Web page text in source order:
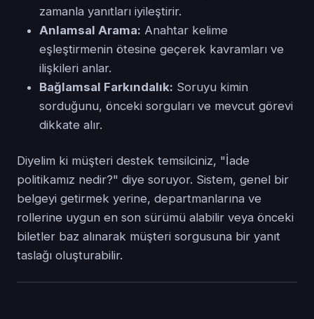
zamanla yanıtları iyileştirir.
Anlamsal Arama: Anahtar kelime
eşleştirmenin ötesine geçerek kavramları ve
ilişkileri anlar.
Bağlamsal Farkındalık: Soruyu kimin
sorduğunu, önceki sorguları ve mevcut görevi
dikkate alır.
Diyelim ki müşteri destek temsilciniz, "İade
politikamız nedir?" diye soruyor. Sistem, genel bir
belgeyi getirmek yerine, departmanlarına ve
rollerine uygun en son sürümü alabilir veya önceki
biletler baz alınarak müşteri sorgusuna bir yanıt
taslağı oluşturabilir.